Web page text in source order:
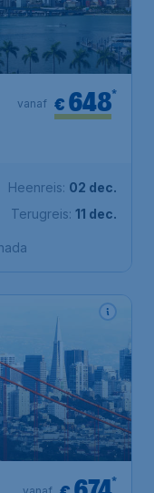
€648
Heenreis: 02 dec.
Terugreis: 11 dec.
*